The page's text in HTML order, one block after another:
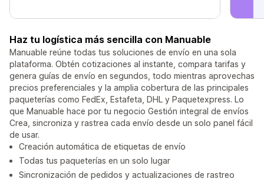
Haz tu logística más sencilla con Manuable
Manuable reúne todas tus soluciones de envío en una sola
plataforma. Obtén cotizaciones al instante, compara tarifas y
genera guías de envío en segundos, todo mientras aprovechas
precios preferenciales y la amplia cobertura de las principales
paqueterías como FedEx, Estafeta, DHL y Paquetexpress. Lo
que Manuable hace por tu negocio Gestión integral de envíos
Crea, sincroniza y rastrea cada envío desde un solo panel fácil
de usar.
Creación automática de etiquetas de envío
Todas tus paqueterías en un solo lugar
Sincronización de pedidos y actualizaciones de rastreo